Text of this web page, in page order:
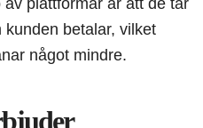
betalar, vilket
något mindre.